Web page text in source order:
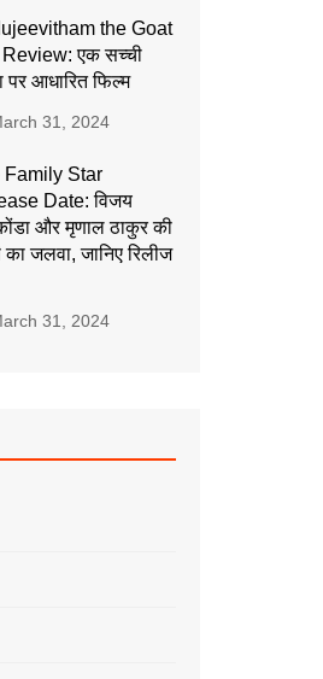
the Goat
Review: एक सच्ची
पर आधारित फिल्म
31, 2024
Family Star
Date: विजय
और मृणाल ठाकुर की
का जलवा, जानिए रिलीज
31, 2024